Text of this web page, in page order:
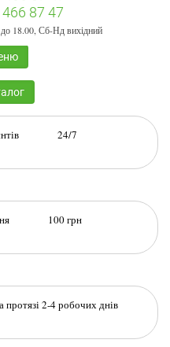
87 47
18.00, Сб-Нд вихідний
24/7
100 грн
протязі 2-4 робочих днів